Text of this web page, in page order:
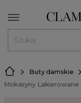
Buty damskie
Mokasyny Lakierowane